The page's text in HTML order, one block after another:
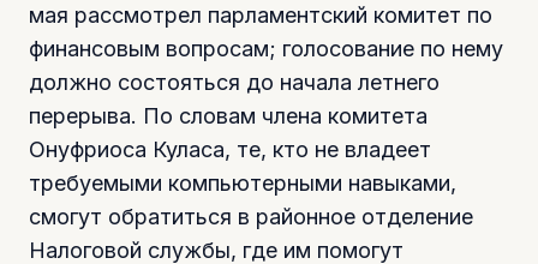
мая рассмотрел парламентский комитет по
финансовым вопросам; голосование по нему
должно состояться до начала летнего
перерыва. По словам члена комитета
Онуфриоса Куласа, те, кто не владеет
требуемыми компьютерными навыками,
смогут обратиться в районное отделение
Налоговой службы, где им помогут